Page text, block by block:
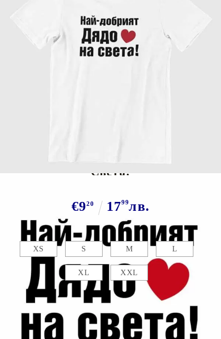
Света!
€920 1799лв.
Размер: Таблица с размери
XS S M L
XL XXL
Коментар към поръчката: